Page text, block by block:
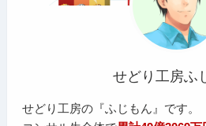
せどり工房ふ
せどり工房の『ふじもん』です。